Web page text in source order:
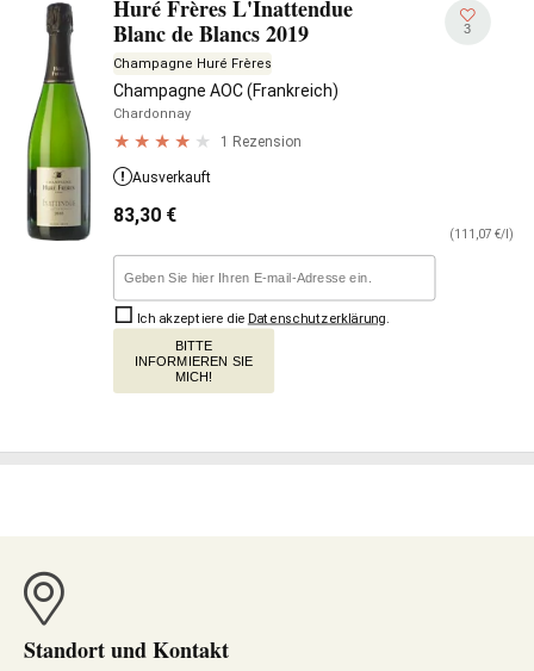
Huré Frères L'Inattendue
Blanc de Blancs 2019
Champagne Huré Frères
Champagne AOC (Frankreich)
Chardonnay
1 Rezension
3
Ausverkauft
83,30 €
(111,07 €/l)
Ich akzeptiere die Datenschutzerklärung
BITTE
INFORMIEREN SIE
MICH!
Standort und Kontakt